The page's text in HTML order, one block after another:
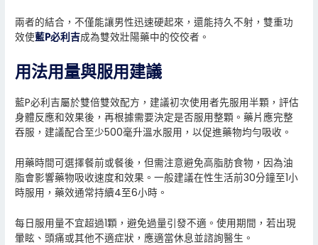
兩者的結合，不僅能讓男性迅速硬起來，還能持久不射，雙重功
效使藍P必利吉成為雙效壯陽藥中的佼佼者。
用法用量與服用建議
藍P必利吉屬於雙倍雙效配方，建議初次使用者先服用半顆，評估
身體反應和效果後，再根據需要決定是否服用整顆。藥片應完整
吞服，建議配合至少500毫升溫水服用，以促進藥物均勻吸收。
用藥時間可選擇餐前或餐後，但需注意避免高脂肪食物，因為油
脂會影響藥物吸收速度和效果。一般建議在性生活前30分鐘至1小
時服用，藥效通常持續4至6小時。
每日服用量不宜超過1顆，避免過量引發不適。使用期間，若出現
暈眩、頭痛或其他不適症狀，應適當休息並諮詢醫生。